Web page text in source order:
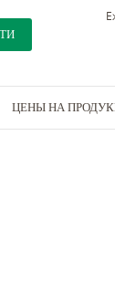
ЦЕНЫ НА